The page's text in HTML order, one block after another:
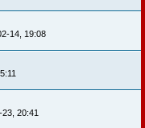
14, 19:08
20:41